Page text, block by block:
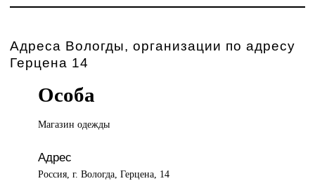
Адреса Вологды, организации по адресу
Герцена 14
Особа
Магазин одежды
Адрес
Россия, г. Вологда, Герцена, 14